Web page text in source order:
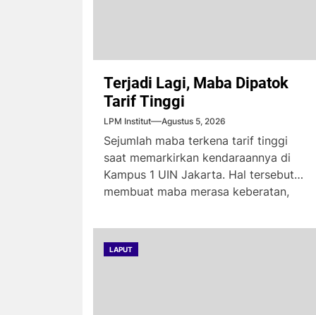
Terjadi Lagi, Maba Dipatok
Tarif Tinggi
LPM Institut Agustus 5, 2026
Sejumlah maba terkena tarif tinggi
saat memarkirkan kendaraannya di
Kampus 1 UIN Jakarta. Hal tersebut
membuat maba merasa keberatan,
LAPUT